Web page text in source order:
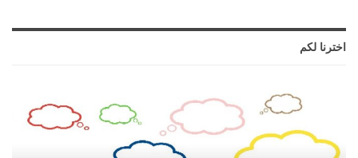
اخترنا لكم